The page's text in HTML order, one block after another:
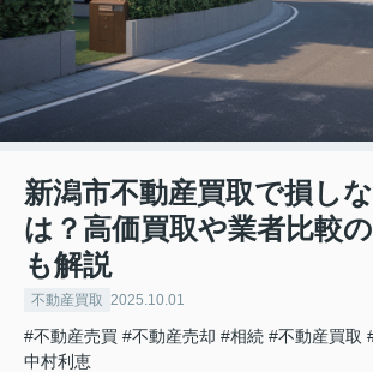
新潟市不動産買取で損し
は？高価買取や業者比較
も解説
不動産買取 2025.10.01
#不動産売買 #不動産売却 #相続 #不動産買取
中村利恵